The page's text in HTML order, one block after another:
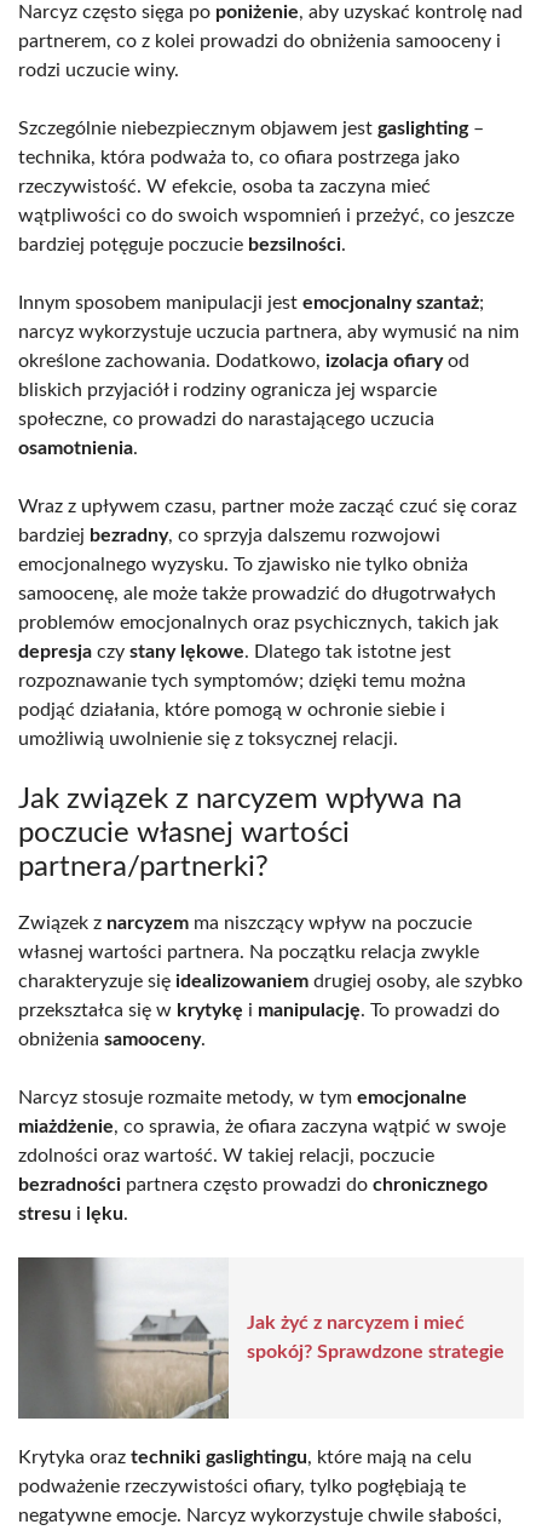
Narcyz często sięga po poniżenie, aby uzyskać kontrolę nad
partnerem, co z kolei prowadzi do obniżenia samooceny i
rodzi uczucie winy.
Szczególnie niebezpiecznym objawem jest gaslighting–
technika, która podważa to, co ofiara postrzega jako
rzeczywistość. W efekcie, osoba ta zaczyna mieć
wątpliwości co do swoich wspomnień i przeżyć, co jeszcze
bardziej potęguje poczucie bezsilności.
Innym sposobem manipulacji jest emocjonalny szantaż;
narcyz wykorzystuje uczucia partnera, aby wymusić na nim
określone zachowania. Dodatkowo, izolacja ofiaryod
bliskich przyjaciół i rodziny ogranicza jej wsparcie
społeczne, co prowadzi do narastającego uczucia
osamotnienia.
Wraz z upływem czasu, partner może zacząć czuć się coraz
bardziej bezradny, co sprzyja dalszemu rozwojowi
emocjonalnego wyzysku. To zjawisko nie tylko obniża
samoocenę, ale może także prowadzić do długotrwałych
problemów emocjonalnych oraz psychicznych, takich jak
depresja czy stany lękowe. Dlatego tak istotne jest
rozpoznawanie tych symptomów; dzięki temu można
podjąć działania, które pomogą w ochronie siebie i
umożliwią uwolnienie się z toksycznej relacji.
Jak związek z narcyzem wpływa na
poczucie własnej wartości
partnera/partnerki?
Związek z narcyzem ma niszczący wpływ na poczucie
własnej wartości partnera. Na początku relacja zwykle
charakteryzuje się idealizowaniem drugiej osoby, ale szybko
przekształca się w krytykę i manipulację. To prowadzi do
obniżenia samooceny.
Narcyz stosuje rozmaite metody, w tym emocjonalne
miażdżenie, co sprawia, że ofiara zaczyna wątpić w swoje
zdolności oraz wartość. W takiej relacji, poczucie
bezradności partnera często prowadzi do chronicznego
stresu i lęku.
Jak żyć z narcyzem i mieć
spokój? Sprawdzone strategie
Krytyka oraz techniki gaslightingu, które mają na celu
podważenie rzeczywistości ofiary, tylko pogłębiają te
negatywne emocje. Narcyz wykorzystuje chwile słabości,